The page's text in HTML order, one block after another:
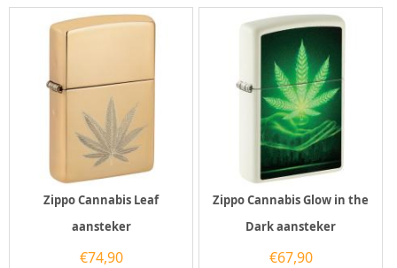
Zippo Cannabis Leaf
aansteker
€74,90
Zippo Cannabis Glow in the
Dark aansteker
€67,90